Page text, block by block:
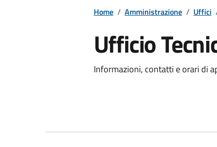
Home / Amministrazione / Uffici
Ufficio
Informazioni, contatti e orari di